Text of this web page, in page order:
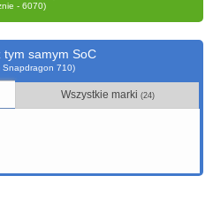
- 6070)
tym samym SoC
Snapdragon 710)
Wszystkie marki (24)